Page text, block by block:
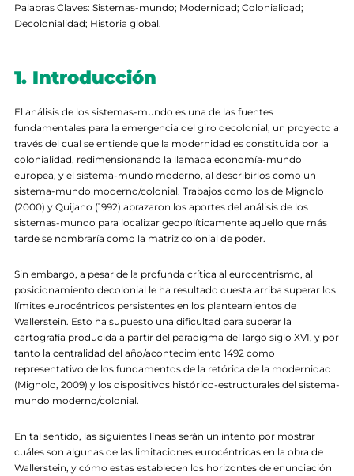
Palabras Claves: Sistemas-mundo; Modernidad; Colonialidad;
Decolonialidad; Historia global.
1. Introducción
El análisis de los sistemas-mundo es una de las fuentes
fundamentales para la emergencia del giro decolonial, un proyecto a
través del cual se entiende que la modernidad es constituida por la
colonialidad, redimensionando la llamada economía-mundo
europea, y el sistema-mundo moderno, al describirlos como un
sistema-mundo moderno/colonial. Trabajos como los de Mignolo
(2000) y Quijano (1992) abrazaron los aportes del análisis de los
sistemas-mundo para localizar geopolíticamente aquello que más
tarde se nombraría como la matriz colonial de poder.
Sin embargo, a pesar de la profunda crítica al eurocentrismo, al
posicionamiento decolonial le ha resultado cuesta arriba superar los
límites eurocéntricos persistentes en los planteamientos de
Wallerstein. Esto ha supuesto una dificultad para superar la
cartografía producida a partir del paradigma del largo siglo XVI, y por
tanto la centralidad del año/acontecimiento 1492 como
representativo de los fundamentos de la retórica de la modernidad
(Mignolo, 2009) y los dispositivos histórico-estructurales del sistema-
mundo moderno/colonial.
En tal sentido, las siguientes líneas serán un intento por mostrar
cuáles son algunas de las limitaciones eurocéntricas en la obra de
Wallerstein, y cómo estas establecen los horizontes de enunciación